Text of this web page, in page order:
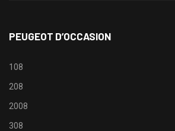
PEUGEOT D’OCCASION
108
208
2008
308